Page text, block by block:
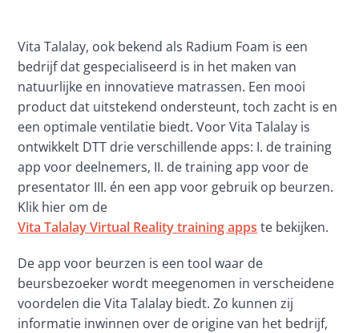
Vita Talalay, ook bekend als Radium Foam is een
bedrijf dat gespecialiseerd is in het maken van
natuurlijke en innovatieve matrassen. Een mooi
product dat uitstekend ondersteunt, toch zacht is en
een optimale ventilatie biedt. Voor Vita Talalay is
ontwikkelt DTT drie verschillende apps: I. de training
app voor deelnemers, II. de training app voor de
presentator III. én een app voor gebruik op beurzen.
Klik hier om de
Vita Talalay Virtual Reality training apps te bekijken.
De app voor beurzen is een tool waar de
beursbezoeker wordt meegenomen in verscheidene
voordelen die Vita Talalay biedt. Zo kunnen zij
informatie inwinnen over de origine van het bedrijf,